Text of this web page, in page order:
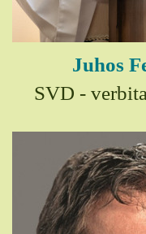
Juhos
SVD -